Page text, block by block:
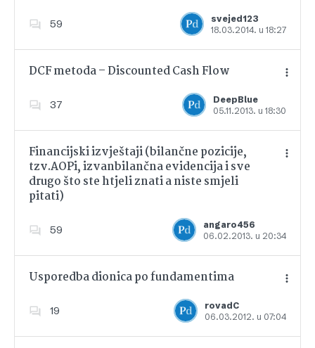
59
svejed123
18.03.2014. u 18:27
Dodajte u favorite
DCF metoda – Discounted Cash Flow
37
DeepBlue
05.11.2013. u 18:30
Dodajte u favorite
Financijski izvještaji (bilančne pozicije,
tzv.AOPi, izvanbilančna evidencija i sve
drugo što ste htjeli znati a niste smjeli
pitati)
59
angaro456
06.02.2013. u 20:34
Usporedba dionica po fundamentima
19
rovadC
06.03.2012. u 07:04
Dodajte u favorite